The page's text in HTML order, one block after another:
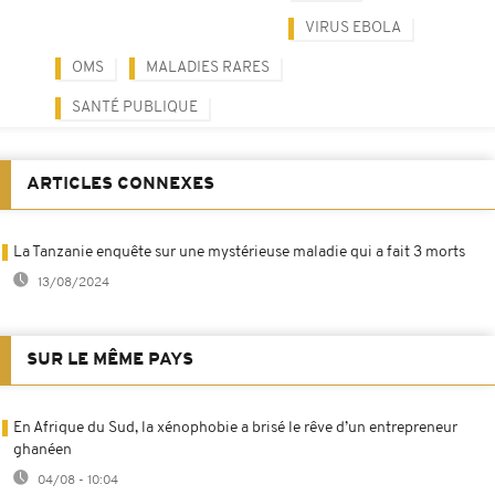
VIRUS EBOLA
OMS MALADIES RARES
SANTÉ PUBLIQUE
ARTICLES CONNEXES
La Tanzanie enquête sur une mystérieuse maladie qui a fait 3 morts
13/08/2024
SUR LE MÊME PAYS
En Afrique du Sud, la xénophobie a brisé le rêve d’un entrepreneur
ghanéen
04/08 - 10:04